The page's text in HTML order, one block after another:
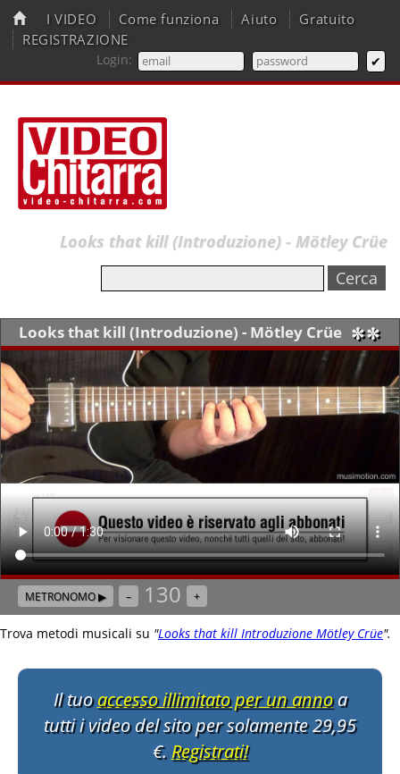
I VIDEO Come funziona Aiuto
Gratuito
REGISTRAZIONE
Login:
Looks that kill (Introduzione) - Mötley Crüe
Looks that kill (Introduzione) - Mötley Crüe ✼✼
METRONOMO ▶ – 130 +
Trova metodi musicali su "Looks that kill Introduzione Mötley Crüe".
Il tuoaccesso illimitato per un annoa
tutti i video del sito per solamente 29,95
€. Registrati!